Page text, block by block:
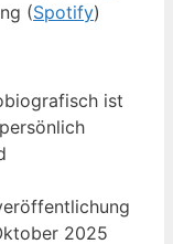
(Spotify)
ist
2025